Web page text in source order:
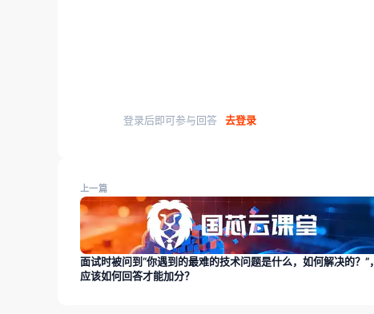
登录后即可参与回答 去登录
上一篇
面试时被问到“你遇到的最难的技术问题是什么，如何解决的？”，
应该如何回答才能加分？